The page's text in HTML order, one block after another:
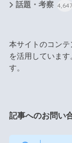
話題・考察 4,647
本サイトのコン
を活用していま
す。
記事へのお問い